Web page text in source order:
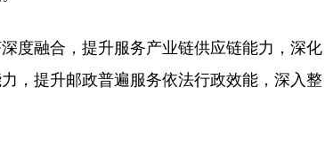
度融合，提升服务产业链供应链能力，深化
，提升邮政普遍服务依法行政效能，深入整